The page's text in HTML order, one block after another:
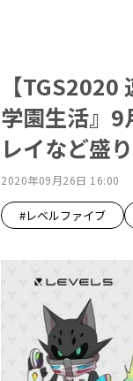
【
学園生活』
レイなど盛
2020年09月26日 16:00
#レベルファイブ